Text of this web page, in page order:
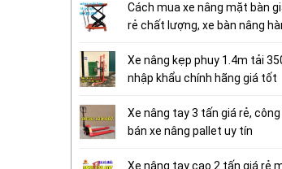
Cách mua xe nâng mặt bàn
rẻ chất lượng, xe bàn nâng
Xe nâng kẹp phuy 1.4m tải
nhập khẩu chính hãng giá tốt
Xe nâng tay 3 tấn giá rẻ,
bán xe nâng pallet uy tín
Xe nâng tay cao 2 tấn giá rẻ